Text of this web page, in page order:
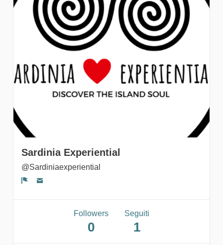
badge
Seguiti
Sardinia Experiential
@Sardiniaexperiential
Followers
0
Seguiti
1